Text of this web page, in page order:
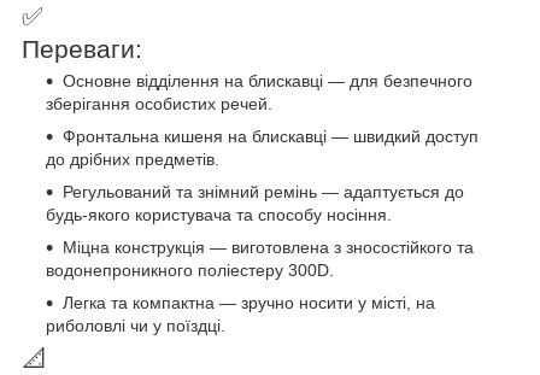
✅
Переваги:
Основне відділення на блискавці — для безпечного
зберігання особистих речей.
Фронтальна кишеня на блискавці — швидкий доступ
до дрібних предметів.
Регульований та знімний ремінь — адаптується до
будь-якого користувача та способу носіння.
Міцна конструкція — виготовлена з зносостійкого та
водонепроникного поліестеру 300D.
Легка та компактна — зручно носити у місті, на
риболовлі чи у поїздці.
📐